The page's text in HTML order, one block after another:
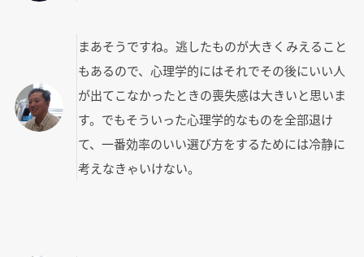
まあそうですね。逃したものが大きくみえること
もあるので、心理学的にはそれでその後にいい人
が出てこなかったときの喪失感は大きいと思いま
す。でもそういった心理学的なものを全部退け
て、一番効率のいい選び方をするためには冷静に
考えなきゃいけない。